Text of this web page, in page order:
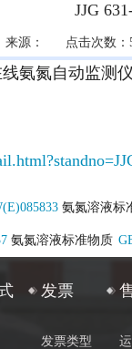
JJG
来源： 点击次数：
氨氮自动监测
氨氮溶液标
氨氮溶液标准物质
发票
发票类型